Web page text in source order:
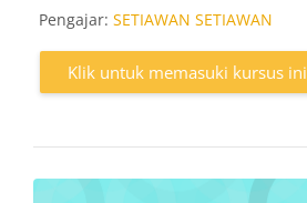
Pengajar: SETIAWAN SETIAWAN
Klik untuk memasuki kursus ini